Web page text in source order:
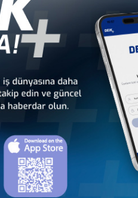
Diğer İş
Türkiye - Kuzey Amerika
Türkiye - Orta Doğu ve